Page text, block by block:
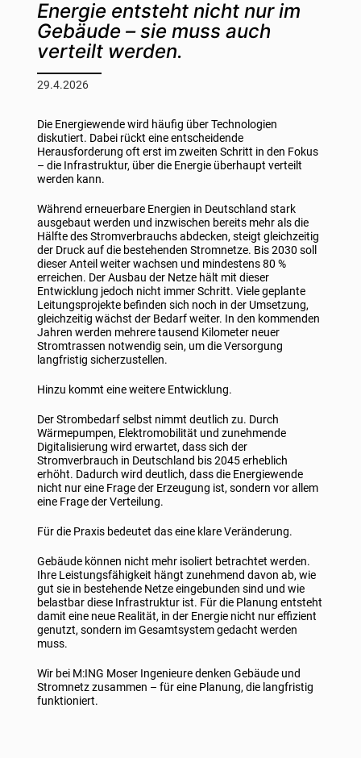
Energie entsteht nicht nur im
Gebäude – sie muss auch
verteilt werden.
29.4.2026
Die Energiewende wird häufig über Technologien
diskutiert. Dabei rückt eine entscheidende
Herausforderung oft erst im zweiten Schritt in den Fokus
– die Infrastruktur, über die Energie überhaupt verteilt
werden kann.
Während erneuerbare Energien in Deutschland stark
ausgebaut werden und inzwischen bereits mehr als die
Hälfte des Stromverbrauchs abdecken, steigt gleichzeitig
der Druck auf die bestehenden Stromnetze. Bis 2030 soll
dieser Anteil weiter wachsen und mindestens 80 %
erreichen. Der Ausbau der Netze hält mit dieser
Entwicklung jedoch nicht immer Schritt. Viele geplante
Leitungsprojekte befinden sich noch in der Umsetzung,
gleichzeitig wächst der Bedarf weiter. In den kommenden
Jahren werden mehrere tausend Kilometer neuer
Stromtrassen notwendig sein, um die Versorgung
langfristig sicherzustellen.
Hinzu kommt eine weitere Entwicklung.
Der Strombedarf selbst nimmt deutlich zu. Durch
Wärmepumpen, Elektromobilität und zunehmende
Digitalisierung wird erwartet, dass sich der
Stromverbrauch in Deutschland bis 2045 erheblich
erhöht. Dadurch wird deutlich, dass die Energiewende
nicht nur eine Frage der Erzeugung ist, sondern vor allem
eine Frage der Verteilung.
Für die Praxis bedeutet das eine klare Veränderung.
Gebäude können nicht mehr isoliert betrachtet werden.
Ihre Leistungsfähigkeit hängt zunehmend davon ab, wie
gut sie in bestehende Netze eingebunden sind und wie
belastbar diese Infrastruktur ist. Für die Planung entsteht
damit eine neue Realität, in der Energie nicht nur effizient
genutzt, sondern im Gesamtsystem gedacht werden
muss.
Wir bei M:ING Moser Ingenieure denken Gebäude und
Stromnetz zusammen – für eine Planung, die langfristig
funktioniert.